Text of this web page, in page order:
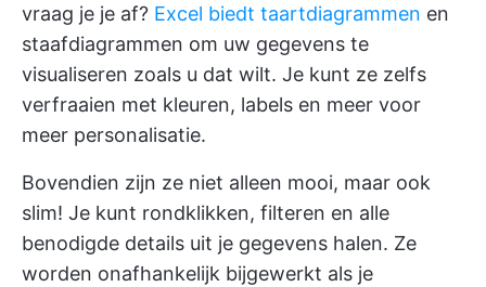
vraag je je af? Excel biedt taartdiagrammen en
staafdiagrammen om uw gegevens te
visualiseren zoals u dat wilt. Je kunt ze zelfs
verfraaien met kleuren, labels en meer voor
meer personalisatie.
Bovendien zijn ze niet alleen mooi, maar ook
slim! Je kunt rondklikken, filteren en alle
benodigde details uit je gegevens halen. Ze
worden onafhankelijk bijgewerkt als je